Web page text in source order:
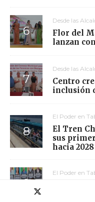
Desde las
Flor del
lanzan
Desde las
Centro
inclusión
El Poder en
El Tren
sus
hacia 2028
El Poder en
SOS26: